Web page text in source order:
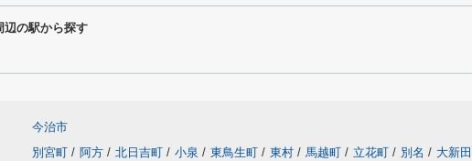
辺の駅から探す
今治市
別宮町 / 阿方 / 北日吉町 / 小泉 / 東鳥生町 / 東村 / 馬越町 / 立花町 / 別名 / 大新